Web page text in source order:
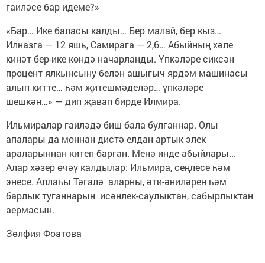
гаиләсе бар идеме?»
«Бар… Ике баласы калды… Бер малай, бер кыз…
Илназга — 12 яшь, Самирага — 2,6… Абыйның хәле
кинәт бер-ике көндә начарланды. Үпкәләре сиксән
процент ялкынсыну белән ашыгыч ярдәм машинасы
алып китте… һәм җитешмәделәр… үпкәләре
шешкән…» — дип җавап бирде Илмира.
Ильмиралар гаиләдә биш бала булганнар. Олы
апалары да моннан дистә елдан артык элек
араларыннан китеп барган. Менә инде абыйлары...
Алар хәзер өчәү калдылар: Ильмира, сеңлесе һәм
энесе. Аллаһы Тәгалә аларны, әти-әниләрен һәм
барлык туганнарын исәнлек-саулыктан, сабырлыктан
аермасын.
Зөлфия Фоатова